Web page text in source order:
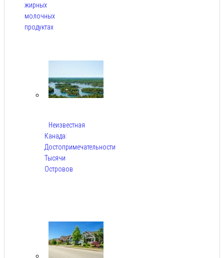
жирных
молочных
продуктах
Неизвестная
Канада:
Достопримечательности
Тысячи
Островов